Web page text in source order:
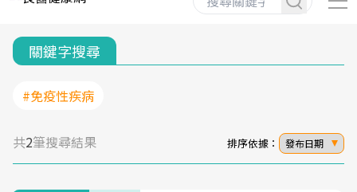
關鍵字搜尋
#免疫性疾病
共2筆搜尋結果 排序依據： 發布日期